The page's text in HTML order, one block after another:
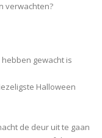
verwachten?
gewacht is
Halloween
de deur uit te gaan